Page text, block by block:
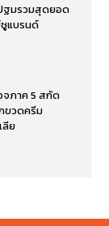
ฐมรวมสุดยอด
แบรนด์
จภาค 5 สกัด
ขวดครีม
ลีย